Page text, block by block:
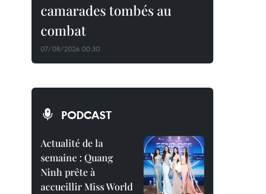
camarades tombés au
combat
07/08/2026 00:30
PODCAST
Actualité de la
semaine : Quang
Ninh prête à
accueillir Miss World